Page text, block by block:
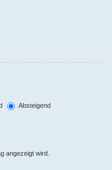
Absteigend
angezeigt wird.